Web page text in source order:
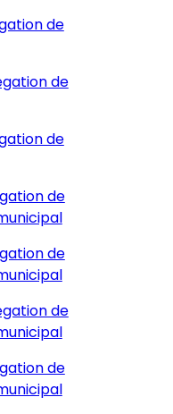
de
de
de
de
de
de
de